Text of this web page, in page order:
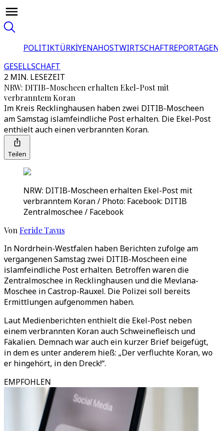
POLITIKTÜRKİYENAHOSTWIRTSCHAFT
GESELLSCHAFT
2 MIN. LESEZEIT
NRW: DITIB-Moscheen erhalten Ekel-Post mit
verbranntem Koran
Im Kreis Recklinghausen haben zwei DITIB-Moscheen
am Samstag islamfeindliche Post erhalten. Die Ekel-Post
enthielt auch einen verbrannten Koran.
Teilen
NRW: DITIB-Moscheen erhalten Ekel-Post mit
verbranntem Koran / Photo: Facebook: DITIB
Zentralmoschee / Facebook
Von Feride Tavus
In Nordrhein-Westfalen haben Berichten zufolge am
vergangenen Samstag zwei DITIB-Moscheen eine
islamfeindliche Post erhalten. Betroffen waren die
Zentralmoschee in Recklinghausen und die Mevlana-
Moschee in Castrop-Rauxel. Die Polizei soll bereits
Ermittlungen aufgenommen haben.
Laut Medienberichten enthielt die Ekel-Post neben
einem verbrannten Koran auch Schweinefleisch und
Fäkalien. Demnach war auch ein kurzer Brief beigefügt,
in dem es unter anderem hieß: „Der verfluchte Koran, wo
er hingehört, in den Dreck!“.
EMPFOHLEN